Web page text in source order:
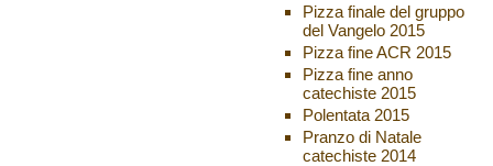
Pizza finale del gruppo
del Vangelo 2015
Pizza fine ACR 2015
Pizza fine anno
catechiste 2015
Polentata 2015
Pranzo di Natale
catechiste 2014